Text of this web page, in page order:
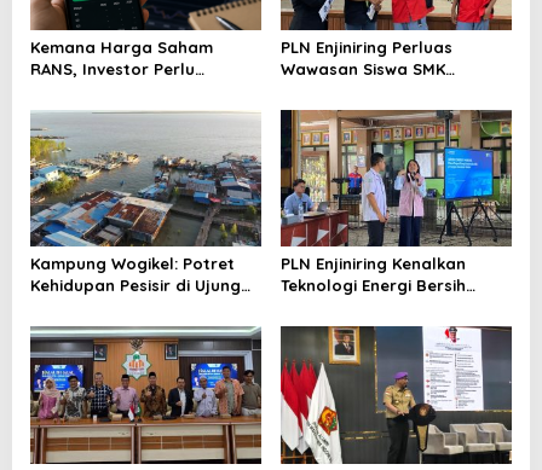
Kemana Harga Saham
RANS, Investor Perlu
Menghindari Spekulasi
Berlebihan
PLN Enjiniring Perluas
Wawasan Siswa SMK
Perubahan Iklim
Kampung Wogikel: Potret
Kehidupan Pesisir di Ujung
Bertahan di Tengah
Keterbatasan
PLN Enjiniring Kenalkan
Teknologi Energi Bersih